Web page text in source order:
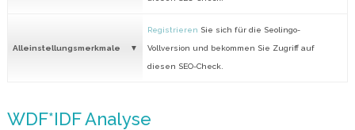
Alleinstellungsmerkmale
Registrieren Sie sich für die Seolingo-
Vollversion und bekommen Sie Zugriff auf
diesen SEO-Check.
WDF*IDF Analyse